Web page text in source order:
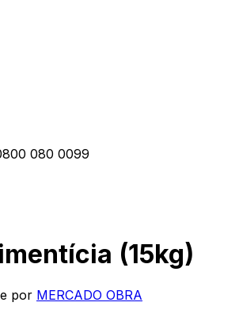
080 0099
(15kg)
por MERCADO OBRA